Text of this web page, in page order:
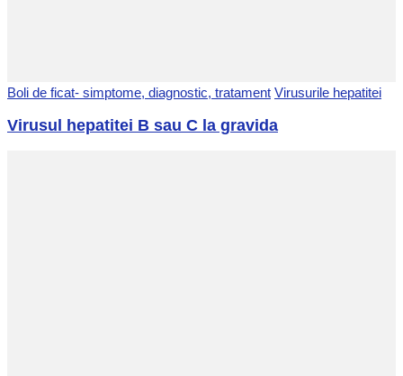
Boli de ficat- simptome, diagnostic, tratament Virusurile hepatitei
Virusul hepatitei B sau C la gravida